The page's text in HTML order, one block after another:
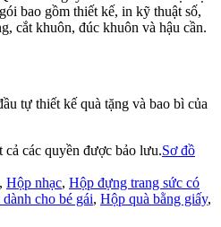
bao gồm thiết kế, in kỹ thuật số,
cắt khuôn, đúc khuôn và hậu cần.
tự thiết kế quà tặng và bao bì của
các quyền được bảo lưu.Sơ đồ
, Hộp nhạc, Hộp đựng trang sức có
cho bé gái, Hộp quà bằng giấy,